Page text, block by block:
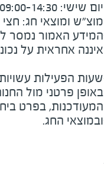
מוצ"ש ומוצאי חג:
המידע האמור נמסר
שעות הפעילות
באופן פרטני מול
המעודכנות, בפרט
ובמוצאי החג.